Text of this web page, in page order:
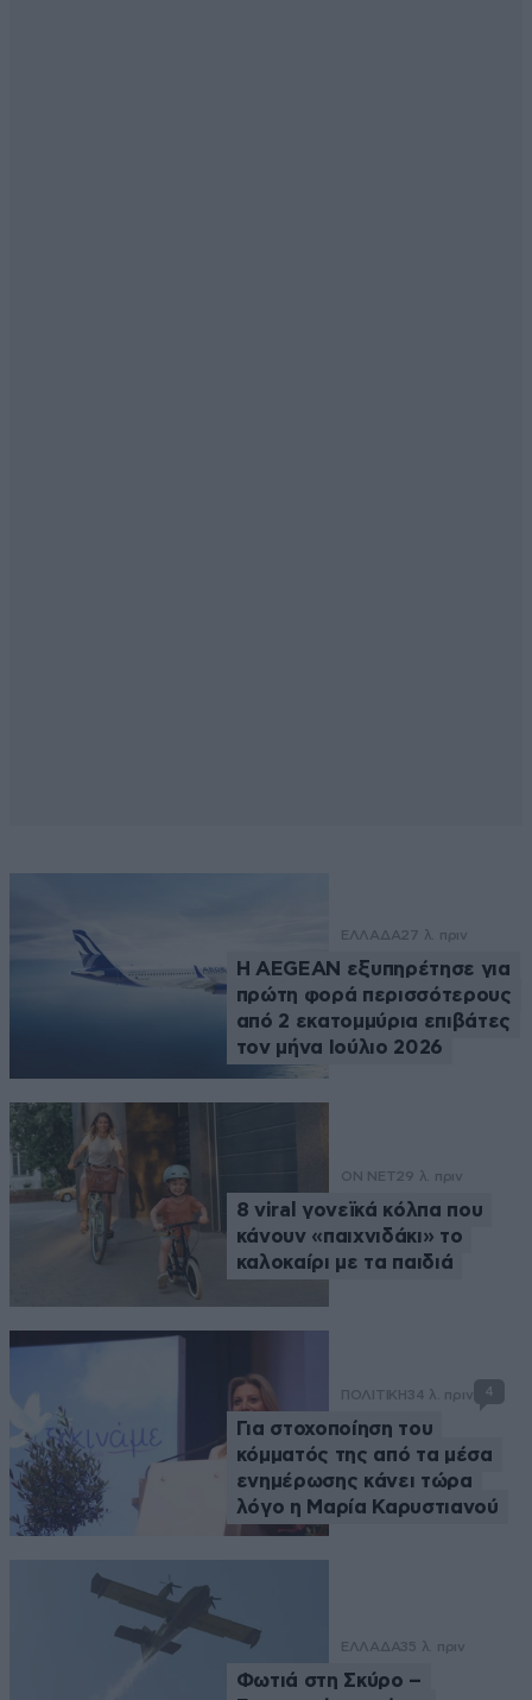
ΕΛΛΑΔΑ27 λ. πριν
Η AEGEAN εξυπηρέτησε για
πρώτη φορά περισσότερους
από 2 εκατομμύρια επιβάτες
τον μήνα Ιούλιο 2026
ON NET29 λ. πριν
8 viral γονεϊκά κόλπα που
κάνουν «παιχνιδάκι» το
καλοκαίρι με τα παιδιά
ΠΟΛΙΤΙΚΗ34 λ. πριν 4
Για στοχοποίηση του
κόμματός της από τα μέσα
ενημέρωσης κάνει τώρα
λόγο η Μαρία Καρυστιανού
ΕΛΛΑΔΑ35 λ. πριν
Φωτιά στη Σκύρο –